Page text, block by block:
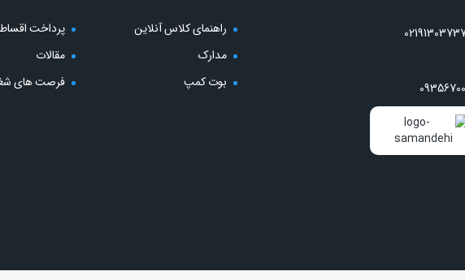
راهنمای کلاس آنلاین
پرداخت
مدارک
مقالات
بوت کمپ
فرصت های